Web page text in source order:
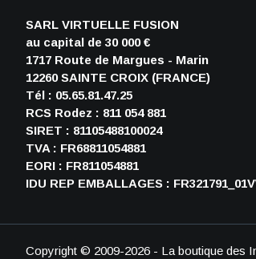
SARL VIRTUELLE FUSION
au capital de 30 000 €
1717 Route de Margues - Marin
12260 SAINTE CROIX (FRANCE)
Tél : 05.65.81.47.25
RCS Rodez : 811 054 881
SIRET : 81105488100024
TVA : FR68811054881
EORI : FR811054881
IDU REP EMBALLAGES :
Copyright © 2009-2026 - La boutique des